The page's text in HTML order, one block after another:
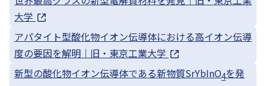
大学
アパタイト型酸化物イオン伝導体における高イオン伝導
度の要因を解明｜旧・東京工業大学
新型の酸化物イオン伝導体である新物質SrYbInO4を発